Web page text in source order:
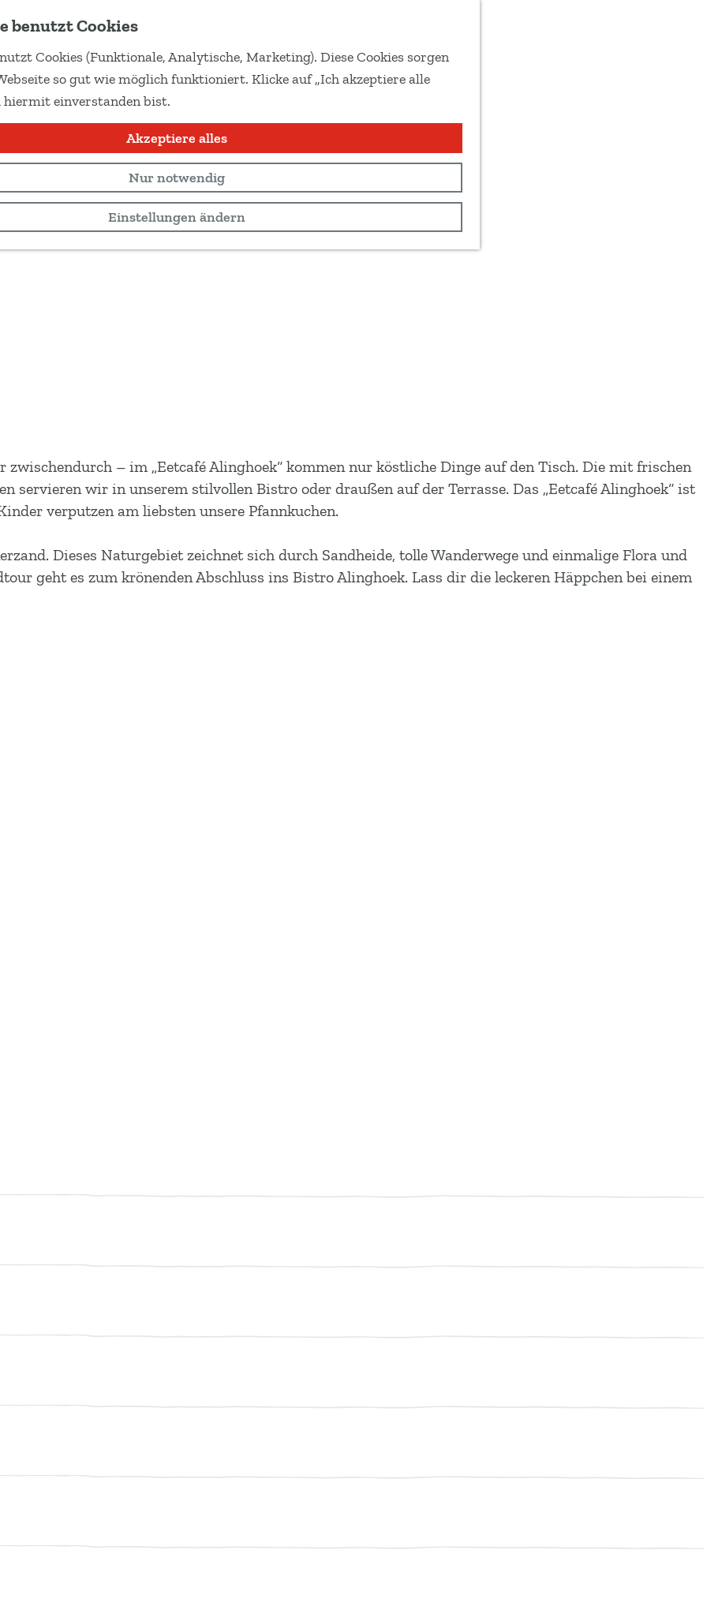
benutzt Cookies
Cookies (Funktionale, Analytische, Marketing). Diese Cookies sorgen
so gut wie möglich funktioniert. Klicke auf „Ich akzeptiere alle
hiermit einverstanden bist.
Akzeptiere alles
Nur notwendig
Einstellungen ändern
zwischendurch – im „Eetcafé Alinghoek“ kommen nur köstliche Dinge auf den Tisch. Die mit frischen
servieren wir in unserem stilvollen Bistro oder draußen auf der Terrasse. Das „Eetcafé Alinghoek“ ist
verputzen am liebsten unsere Pfannkuchen.
Dieses Naturgebiet zeichnet sich durch Sandheide, tolle Wanderwege und einmalige Flora und
geht es zum krönenden Abschluss ins Bistro Alinghoek. Lass dir die leckeren Häppchen bei einem